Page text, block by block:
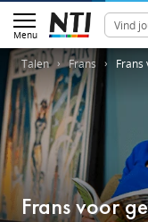
Menu
Talen Frans
Frans voor